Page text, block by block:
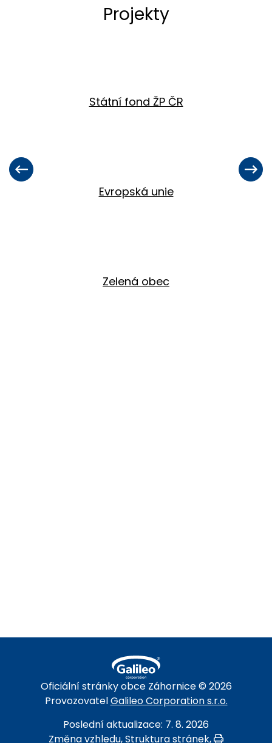
Projekty
Státní fond ŽP ČR
Evropská unie
Zelená obec
Oficiální stránky obce Záhornice © 2026
ProvozovatelGalileo Corporation s.r.o.
Poslední aktualizace: 7. 8. 2026
Změna vzhledu,Struktura stránek, Vytisknout